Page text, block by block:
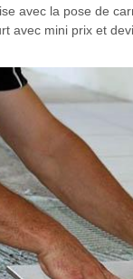
avec la pose de
avec mini prix et